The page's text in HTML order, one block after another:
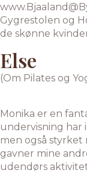
Gygrestolen og
de skønne
Else
(Om Pilates og
Monika er en
undervisning har
men også styrket
gavner mine
udendørs